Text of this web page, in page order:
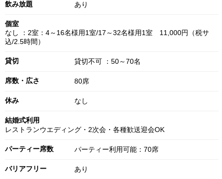
飲み放題 あり
個室
なし ：2室：4～16名様用1室/17～32名様用1室 11,000円（税サ
込/2.5時間）
貸切 貸切不可 ：50～70名
席数・広さ 80席
休み なし
結婚式利用
レストランウエディング・2次会・各種歓送迎会OK
パーティー席数 パーティー利用可能：70席
バリアフリー あり